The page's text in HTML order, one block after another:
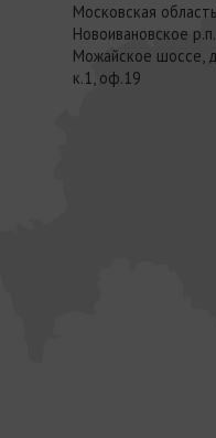
Московская область
Новоивановское
Можайское шоссе,
к.1, оф.19